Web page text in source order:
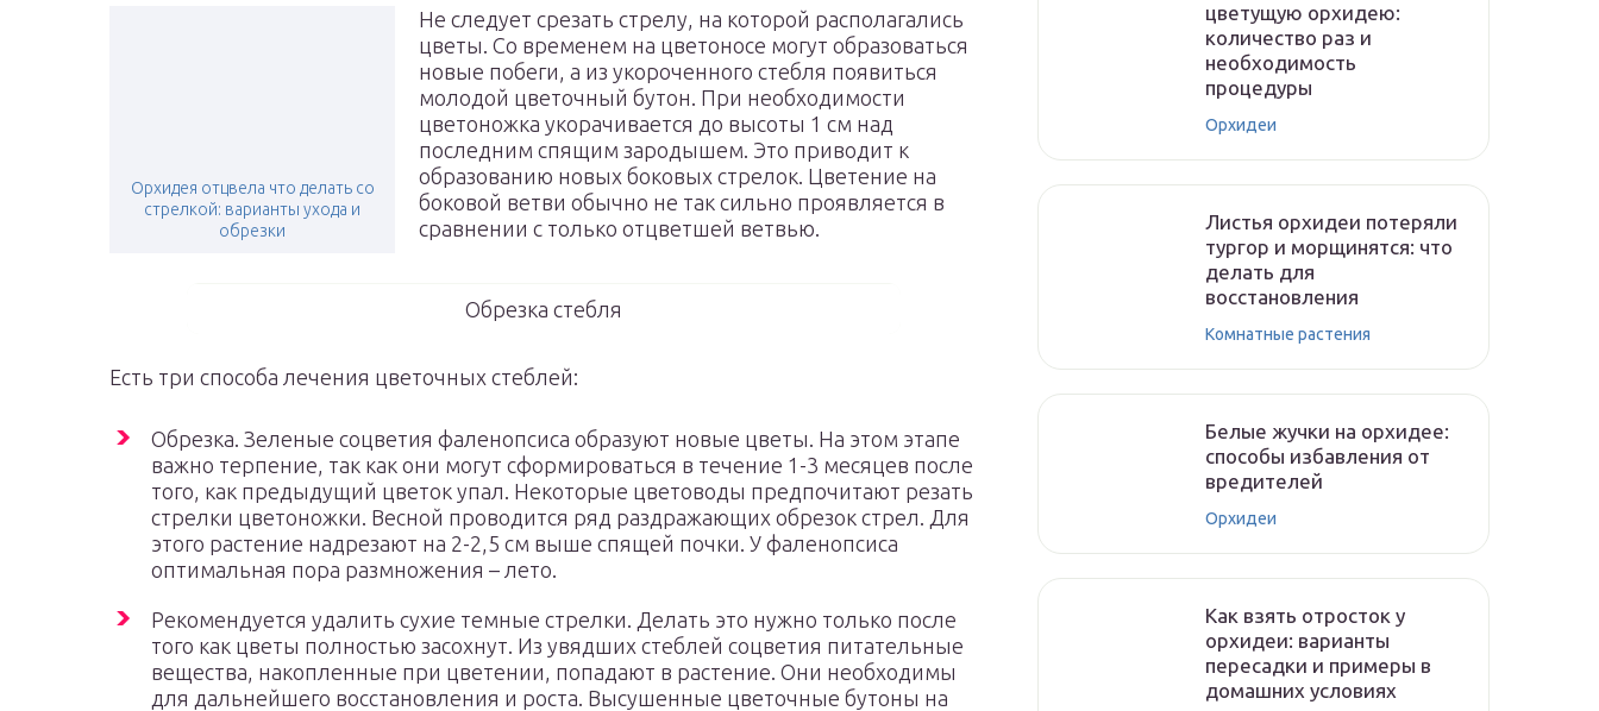
Орхидея отцвела что делать со
стрелкой: варианты ухода и
обрезки
Не следует срезать стрелу, на которой располагались
цветы. Со временем на цветоносе могут образоваться
новые побеги, а из укороченного стебля появиться
молодой цветочный бутон. При необходимости
цветоножка укорачивается до высоты 1 см над
последним спящим зародышем. Это приводит к
образованию новых боковых стрелок. Цветение на
боковой ветви обычно не так сильно проявляется в
сравнении с только отцветшей ветвью.
Обрезка стебля
Есть три способа лечения цветочных стеблей:
Обрезка. Зеленые соцветия фаленопсиса образуют новые цветы. На этом этапе
важно терпение, так как они могут сформироваться в течение 1-3 месяцев после
того, как предыдущий цветок упал. Некоторые цветоводы предпочитают резать
стрелки цветоножки. Весной проводится ряд раздражающих обрезок стрел. Для
этого растение надрезают на 2-2,5 см выше спящей почки. У фаленопсиса
оптимальная пора размножения – лето.
Рекомендуется удалить сухие темные стрелки. Делать это нужно только после
того как цветы полностью засохнут. Из увядших стеблей соцветия питательные
вещества, накопленные при цветении, попадают в растение. Они необходимы
для дальнейшего восстановления и роста. Высушенные цветочные бутоны на
цветущую орхидею:
количество раз и
необходимость
процедуры
Орхидеи
Листья орхидеи потеряли
тургор и морщинятся: что
делать для
восстановления
Комнатные растения
Белые жучки на орхидее:
способы избавления от
вредителей
Орхидеи
Как взять отросток у
орхидеи: варианты
пересадки и примеры в
домашних условиях